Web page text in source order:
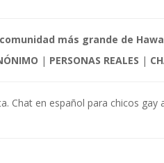
más grande de
| PERSONAS REALES |
Chat en español para chicos